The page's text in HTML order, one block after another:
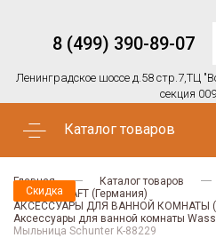
8 (499) 390-89-07
Ленинградское шоссе д.58 стр.7,ТЦ
секция
Каталог товаров
Главная Каталог товаров
WASSERCRAFT (Германия)
АКСЕССУАРЫ ДЛЯ ВАННОЙ КОМНАТЫ
Аксессуары для ванной комнаты
Мыльница Schunter K-88229
Скидка
Скидка